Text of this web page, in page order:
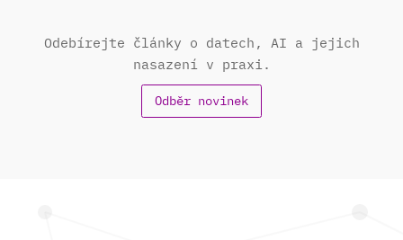
Odebírejte články o datech, AI a jejich
nasazení v praxi.
Odběr novinek